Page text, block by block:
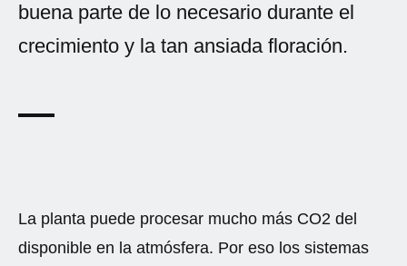
buena parte de lo necesario durante el
crecimiento y la tan ansiada floración.
La planta puede procesar mucho más CO2 del
disponible en la atmósfera. Por eso los sistemas